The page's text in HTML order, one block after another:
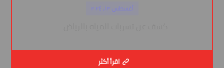
أغسطس ١٣, ٢٠٢٤
اقرأ أكثر